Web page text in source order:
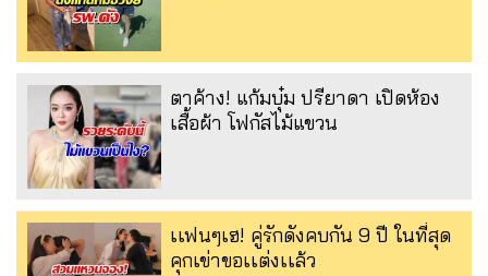
ตาค้าง! แก้มบุ๋ม ปรียาดา เปิดห้อง
เสื้อผ้า โฟกัสไม้แขวน
เเฟนๆเฮ! คู่รักดังคบกัน 9 ปี ในที่สุด
คุกเข่าขอเเต่งเเล้ว